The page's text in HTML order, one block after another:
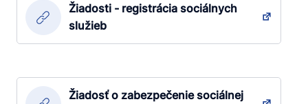
Žiadosti - registrácia sociálnych
služieb
Žiadosť o zabezpečenie sociálnej